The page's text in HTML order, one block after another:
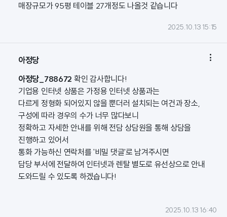
매장규모가 95평 테이블 27개정도 나올것 같습니다
2025.10.13 15:15
아정당 
아정당_788672 확인 감사합니다!
기업용 인터넷 상품은 가정용 인터넷 상품과는
다르게 정형화 되어있지 않을 뿐더러 설치되는 여건과 장소,
구성에 따라 경우의 수가 너무 많다보니
정확하고 자세한 안내를 위해 전담 상담원을 통해 상담을
진행하고 있어서
통화 가능하신 연락처를 '비밀 댓글'로 남겨주시면
담당 부서에 전달하여 인터넷과 렌탈 별도로 유선상으로 안내
도와드릴 수 있도록 하겠습니다!
2025.10.13 16:40